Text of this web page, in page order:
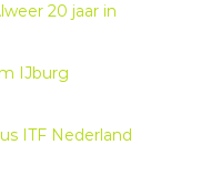
20 jaar in
IJburg
ITF Nederland